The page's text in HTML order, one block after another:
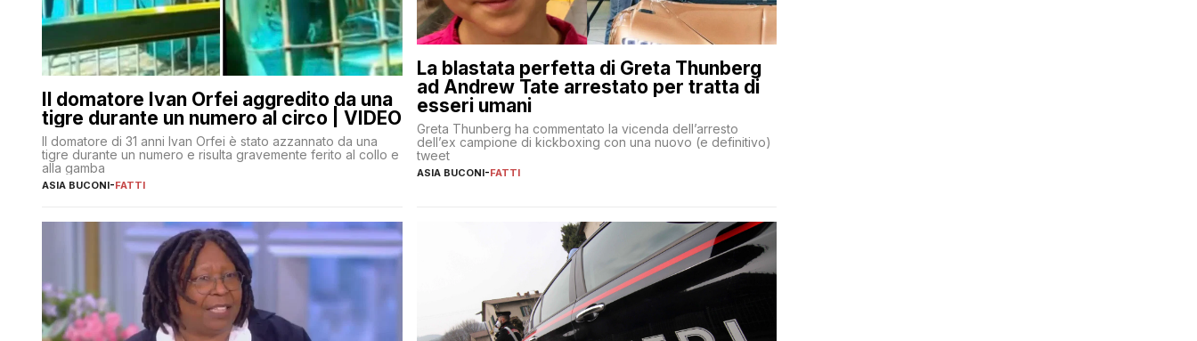
Il domatore Ivan Orfei aggredito da una
tigre durante un numero al circo | VIDEO
Il domatore di 31 anni Ivan Orfei è stato azzannato da una
tigre durante un numero e risulta gravemente ferito al collo e
alla gamba
ASIA BUCONI-FATTI
La blastata perfetta di Greta Thunberg
ad Andrew Tate arrestato per tratta di
esseri umani
Greta Thunberg ha commentato la vicenda dell’arresto
dell’ex campione di kickboxing con una nuovo (e definitivo)
tweet
ASIA BUCONI-FATTI